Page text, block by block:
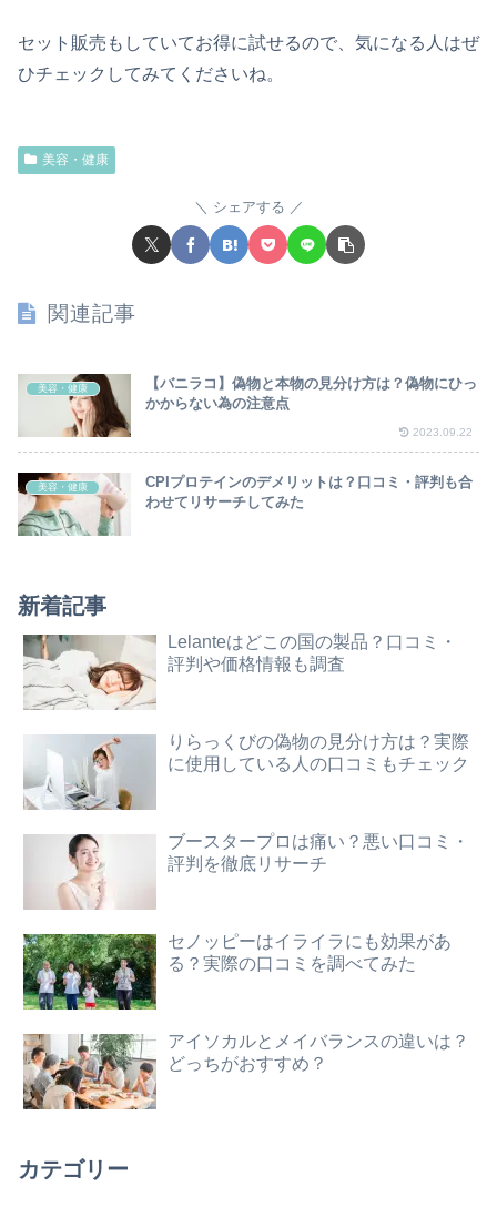
セット販売もしていてお得に試せるので、気になる人はぜ
ひチェックしてみてくださいね。
美容・健康
シェアする
関連記事
美容・健康
【バニラコ】偽物と本物の見分け方は？偽物にひっ
かからない為の注意点
2023.09.22
美容・健康
CPIプロテインのデメリットは？口コミ・評判も合
わせてリサーチしてみた
新着記事
Lelanteはどこの国の製品？口コミ・
評判や価格情報も調査
りらっくびの偽物の見分け方は？実際
に使用している人の口コミもチェック
ブースタープロは痛い？悪い口コミ・
評判を徹底リサーチ
セノッピーはイライラにも効果があ
る？実際の口コミを調べてみた
アイソカルとメイバランスの違いは？
どっちがおすすめ？
カテゴリー